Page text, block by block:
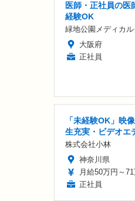
医師・正社員の医
経験OK
緑地公園メディカ
大阪府
正社員
「未経験OK」映
生充実・ビデオエ
株式会社小林
神奈川県
月給50万円～71
正社員